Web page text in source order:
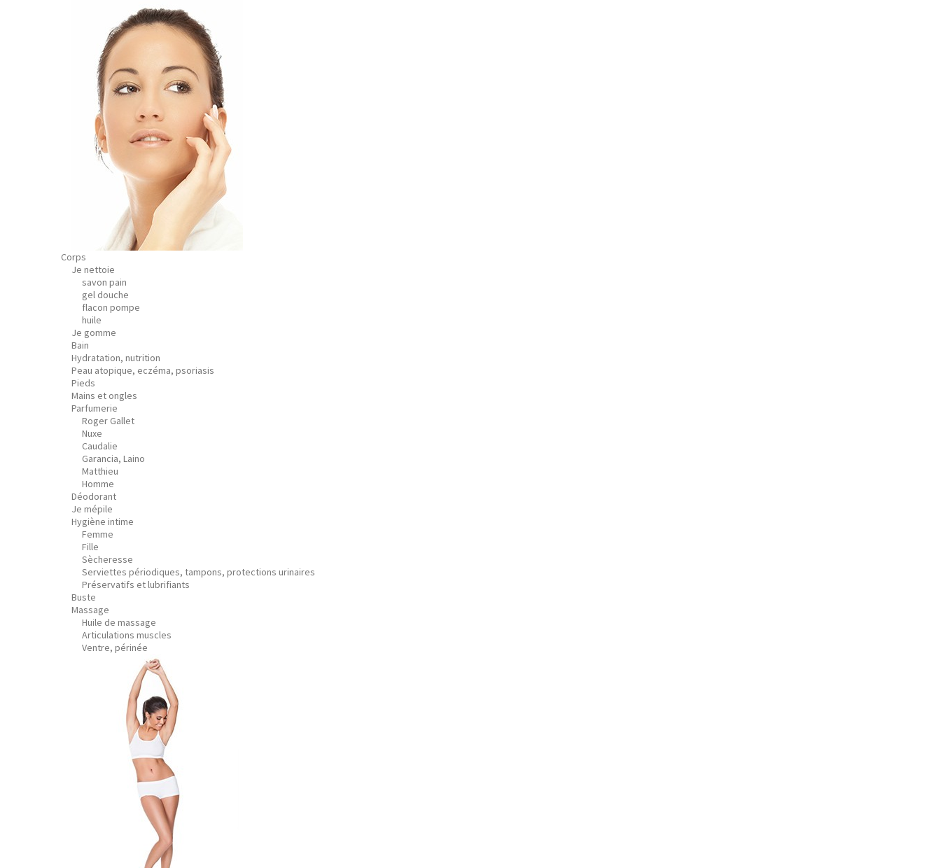
Corps
Je nettoie
savon pain
gel douche
flacon pompe
huile
Je gomme
Bain
Hydratation, nutrition
Peau atopique, eczéma, psoriasis
Pieds
Mains et ongles
Parfumerie
Roger Gallet
Nuxe
Caudalie
Garancia, Laino
Matthieu
Homme
Déodorant
Je mépile
Hygiène intime
Femme
Fille
Sècheresse
Serviettes périodiques, tampons, protections urinaires
Préservatifs et lubrifiants
Buste
Massage
Huile de massage
Articulations muscles
Ventre, périnée